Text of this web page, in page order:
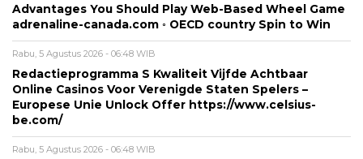
Advantages You Should Play Web-Based Wheel Game
adrenaline-canada.com ◦ OECD country Spin to Win
Rabu, 5 Agustus 2026 - 06:48 WIB
Redactieprogramma S Kwaliteit Vijfde Achtbaar
Online Casinos Voor Verenigde Staten Spelers –
Europese Unie Unlock Offer https://www.celsius-
be.com/
Rabu, 5 Agustus 2026 - 06:48 WIB